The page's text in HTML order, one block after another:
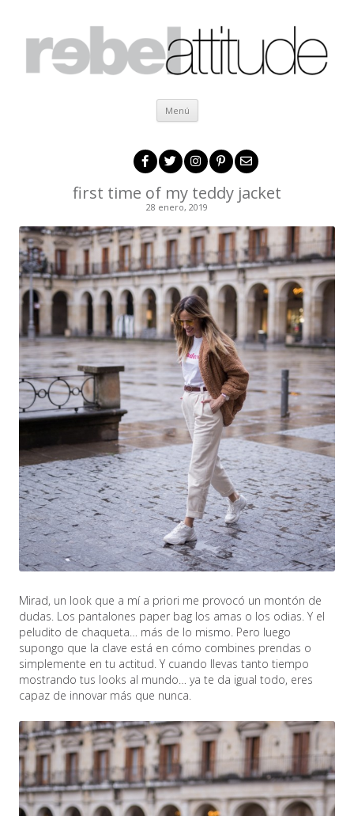
Menú Ir al contenido
first time of my teddy jacket
28 enero, 2019
Mirad, un look que a mí a priori me provocó un montón de
dudas. Los pantalones paper bag los amas o los odias. Y el
peludito de chaqueta… más de lo mismo. Pero luego
supongo que la clave está en cómo combines prendas o
simplemente en tu actitud. Y cuando llevas tanto tiempo
mostrando tus looks al mundo… ya te da igual todo, eres
capaz de innovar más que nunca.